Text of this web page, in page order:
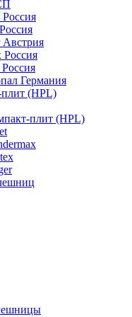
Германия
(HPL)
плит (HPL)